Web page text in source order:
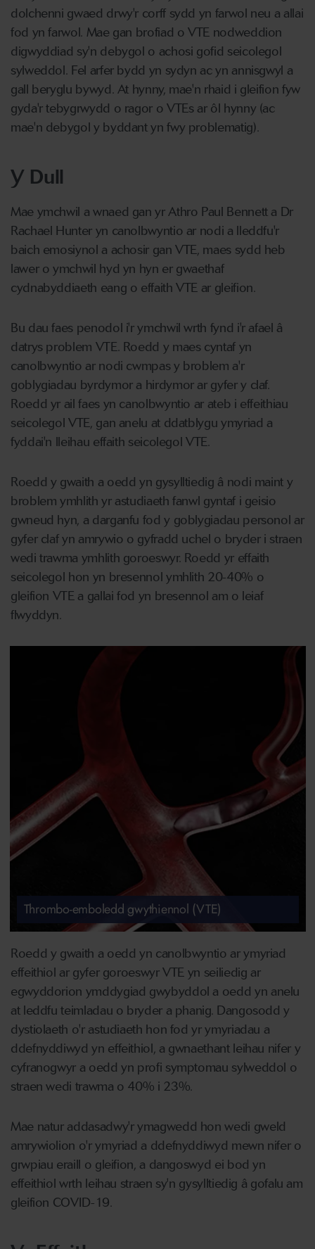
dolchenni gwaed drwy'r corff sydd yn farwol neu a allai
fod yn farwol. Mae gan brofiad o VTE nodweddion
digwyddiad sy'n debygol o achosi gofid seicolegol
sylweddol. Fel arfer bydd yn sydyn ac yn annisgwyl a
gall beryglu bywyd. At hynny, mae'n rhaid i gleifion fyw
gyda'r tebygrwydd o ragor o VTEs ar ôl hynny (ac
mae'n debygol y byddant yn fwy problematig).
Y Dull
Mae ymchwil a wnaed gan yr Athro Paul Bennett a Dr
Rachael Hunter yn canolbwyntio ar nodi a lleddfu'r
baich emosiynol a achosir gan VTE, maes sydd heb
lawer o ymchwil hyd yn hyn er gwaethaf
cydnabyddiaeth eang o effaith VTE ar gleifion.
Bu dau faes penodol i'r ymchwil wrth fynd i'r afael â
datrys problem VTE. Roedd y maes cyntaf yn
canolbwyntio ar nodi cwmpas y broblem a'r
goblygiadau byrdymor a hirdymor ar gyfer y claf.
Roedd yr ail faes yn canolbwyntio ar ateb i effeithiau
seicolegol VTE, gan anelu at ddatblygu ymyriad a
fyddai'n lleihau effaith seicolegol VTE.
Roedd y gwaith a oedd yn gysylltiedig â nodi maint y
broblem ymhlith yr astudiaeth fanwl gyntaf i geisio
gwneud hyn, a darganfu fod y goblygiadau personol ar
gyfer claf yn amrywio o gyfradd uchel o bryder i straen
wedi trawma ymhlith goroeswyr. Roedd yr effaith
seicolegol hon yn bresennol ymhlith 20-40% o
gleifion VTE a gallai fod yn bresennol am o leiaf
flwyddyn.
Thrombo-emboledd gwythiennol (VTE)
Roedd y gwaith a oedd yn canolbwyntio ar ymyriad
effeithiol ar gyfer goroeswyr VTE yn seiliedig ar
egwyddorion ymddygiad gwybyddol a oedd yn anelu
at leddfu teimladau o bryder a phanig. Dangosodd y
dystiolaeth o'r astudiaeth hon fod yr ymyriadau a
ddefnyddiwyd yn effeithiol, a gwnaethant leihau nifer y
cyfranogwyr a oedd yn profi symptomau sylweddol o
straen wedi trawma o 40% i 23%.
Mae natur addasadwy'r ymagwedd hon wedi gweld
amrywiolion o'r ymyriad a ddefnyddiwyd mewn nifer o
grwpiau eraill o gleifion, a dangoswyd ei bod yn
effeithiol wrth leihau straen sy'n gysylltiedig â gofalu am
gleifion COVID-19.